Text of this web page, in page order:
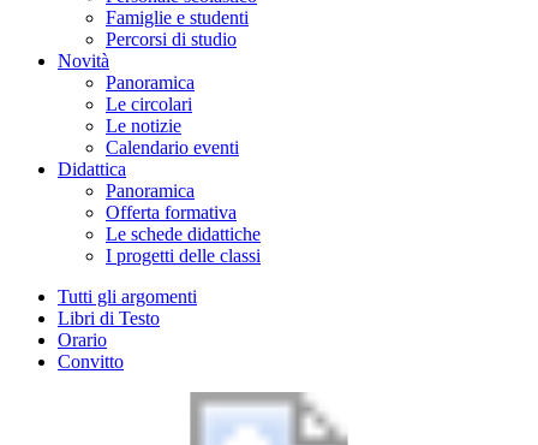
Famiglie e studenti
Percorsi di studio
Novità
Panoramica
Le circolari
Le notizie
Calendario eventi
Didattica
Panoramica
Offerta formativa
Le schede didattiche
I progetti delle classi
Tutti gli argomenti
Libri di Testo
Orario
Convitto